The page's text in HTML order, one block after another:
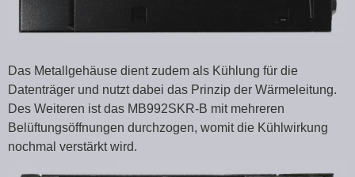
Das Metallgehäuse dient zudem als Kühlung für die
Datenträger und nutzt dabei das Prinzip der Wärmeleitung.
Des Weiteren ist das MB992SKR-B mit mehreren
Belüftungsöffnungen durchzogen, womit die Kühlwirkung
nochmal verstärkt wird.